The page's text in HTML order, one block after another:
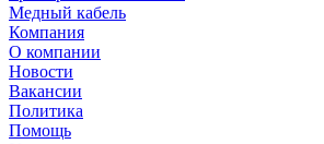
Медный кабель
Компания
О компании
Новости
Вакансии
Политика
Помощь